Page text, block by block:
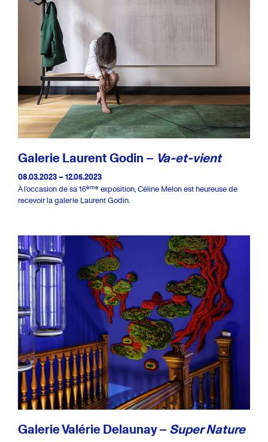
Galerie Laurent Godin – Va-et-vient
08.03.2023 – 12.05.2023
À l’occasion de sa 16ème exposition, Céline Melon est heureuse de
recevoir la galerie Laurent Godin.
Galerie Valérie Delaunay – Super Nature